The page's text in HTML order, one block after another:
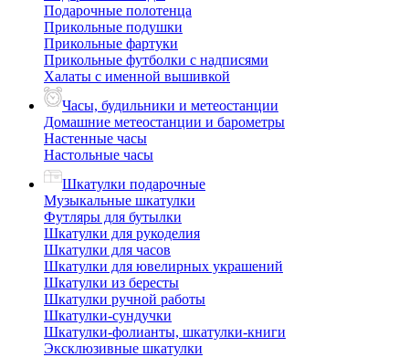
Подарочные полотенца
Прикольные подушки
Прикольные фартуки
Прикольные футболки с надписями
Халаты с именной вышивкой
Часы, будильники и метеостанции
Домашние метеостанции и барометры
Настенные часы
Настольные часы
Шкатулки подарочные
Музыкальные шкатулки
Футляры для бутылки
Шкатулки для рукоделия
Шкатулки для часов
Шкатулки для ювелирных украшений
Шкатулки из бересты
Шкатулки ручной работы
Шкатулки-сундучки
Шкатулки-фолианты, шкатулки-книги
Эксклюзивные шкатулки